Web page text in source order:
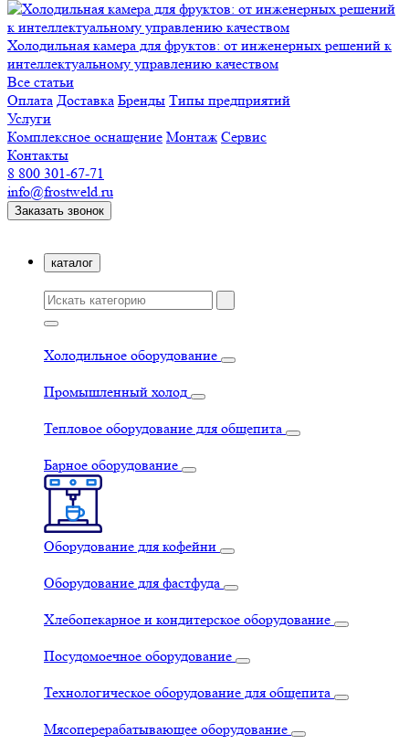
Холодильная камера для фруктов: от инженерных решений к
интеллектуальному управлению качеством
Все статьи
Оплата Доставка Бренды Типы предприятий
Услуги
Комплексное оснащение Монтаж Сервис
Контакты
8 800 301-67-71
info@frostweld.ru
Заказать звонок
каталог
Холодильное оборудование
Промышленный холод
Тепловое оборудование для общепита
Барное оборудование
Оборудование для кофейни
Оборудование для фастфуда
Хлебопекарное и кондитерское оборудование
Посудомоечное оборудование
Технологическое оборудование для общепита
Мясоперерабатывающее оборудование